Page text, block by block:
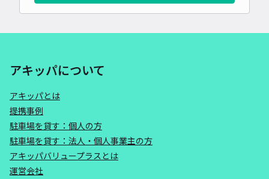
アキッパについて
アキッパとは
提携事例
駐車場を貸す：個人の方
駐車場を貸す：法人・個人事業主の方
アキッパバリュープラスとは
運営会社